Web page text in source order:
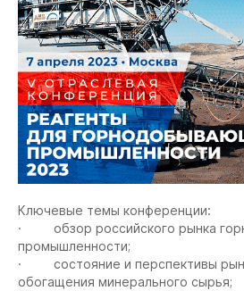
Ключевые темы конференции:
· обзор российского рынка
промышленности;
· состояние и перспективы
обогащения минерального сырья;